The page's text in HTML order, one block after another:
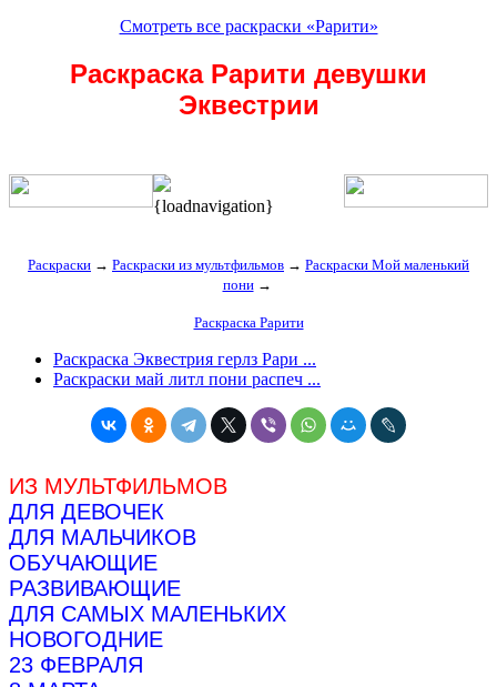
Смотреть все раскраски «Рарити»
Раскраска Рарити девушки
Эквестрии
{loadnavigation}
Раскраски → Раскраски из мультфильмов → Раскраски Мой маленький
пони →
Раскраска Рарити
Раскраска Эквестрия герлз Рари ...
Раскраски май литл пони распеч ...
ИЗ МУЛЬТФИЛЬМОВ
ДЛЯ ДЕВОЧЕК
ДЛЯ МАЛЬЧИКОВ
ОБУЧАЮЩИЕ
РАЗВИВАЮЩИЕ
ДЛЯ САМЫХ МАЛЕНЬКИХ
НОВОГОДНИЕ
23 ФЕВРАЛЯ